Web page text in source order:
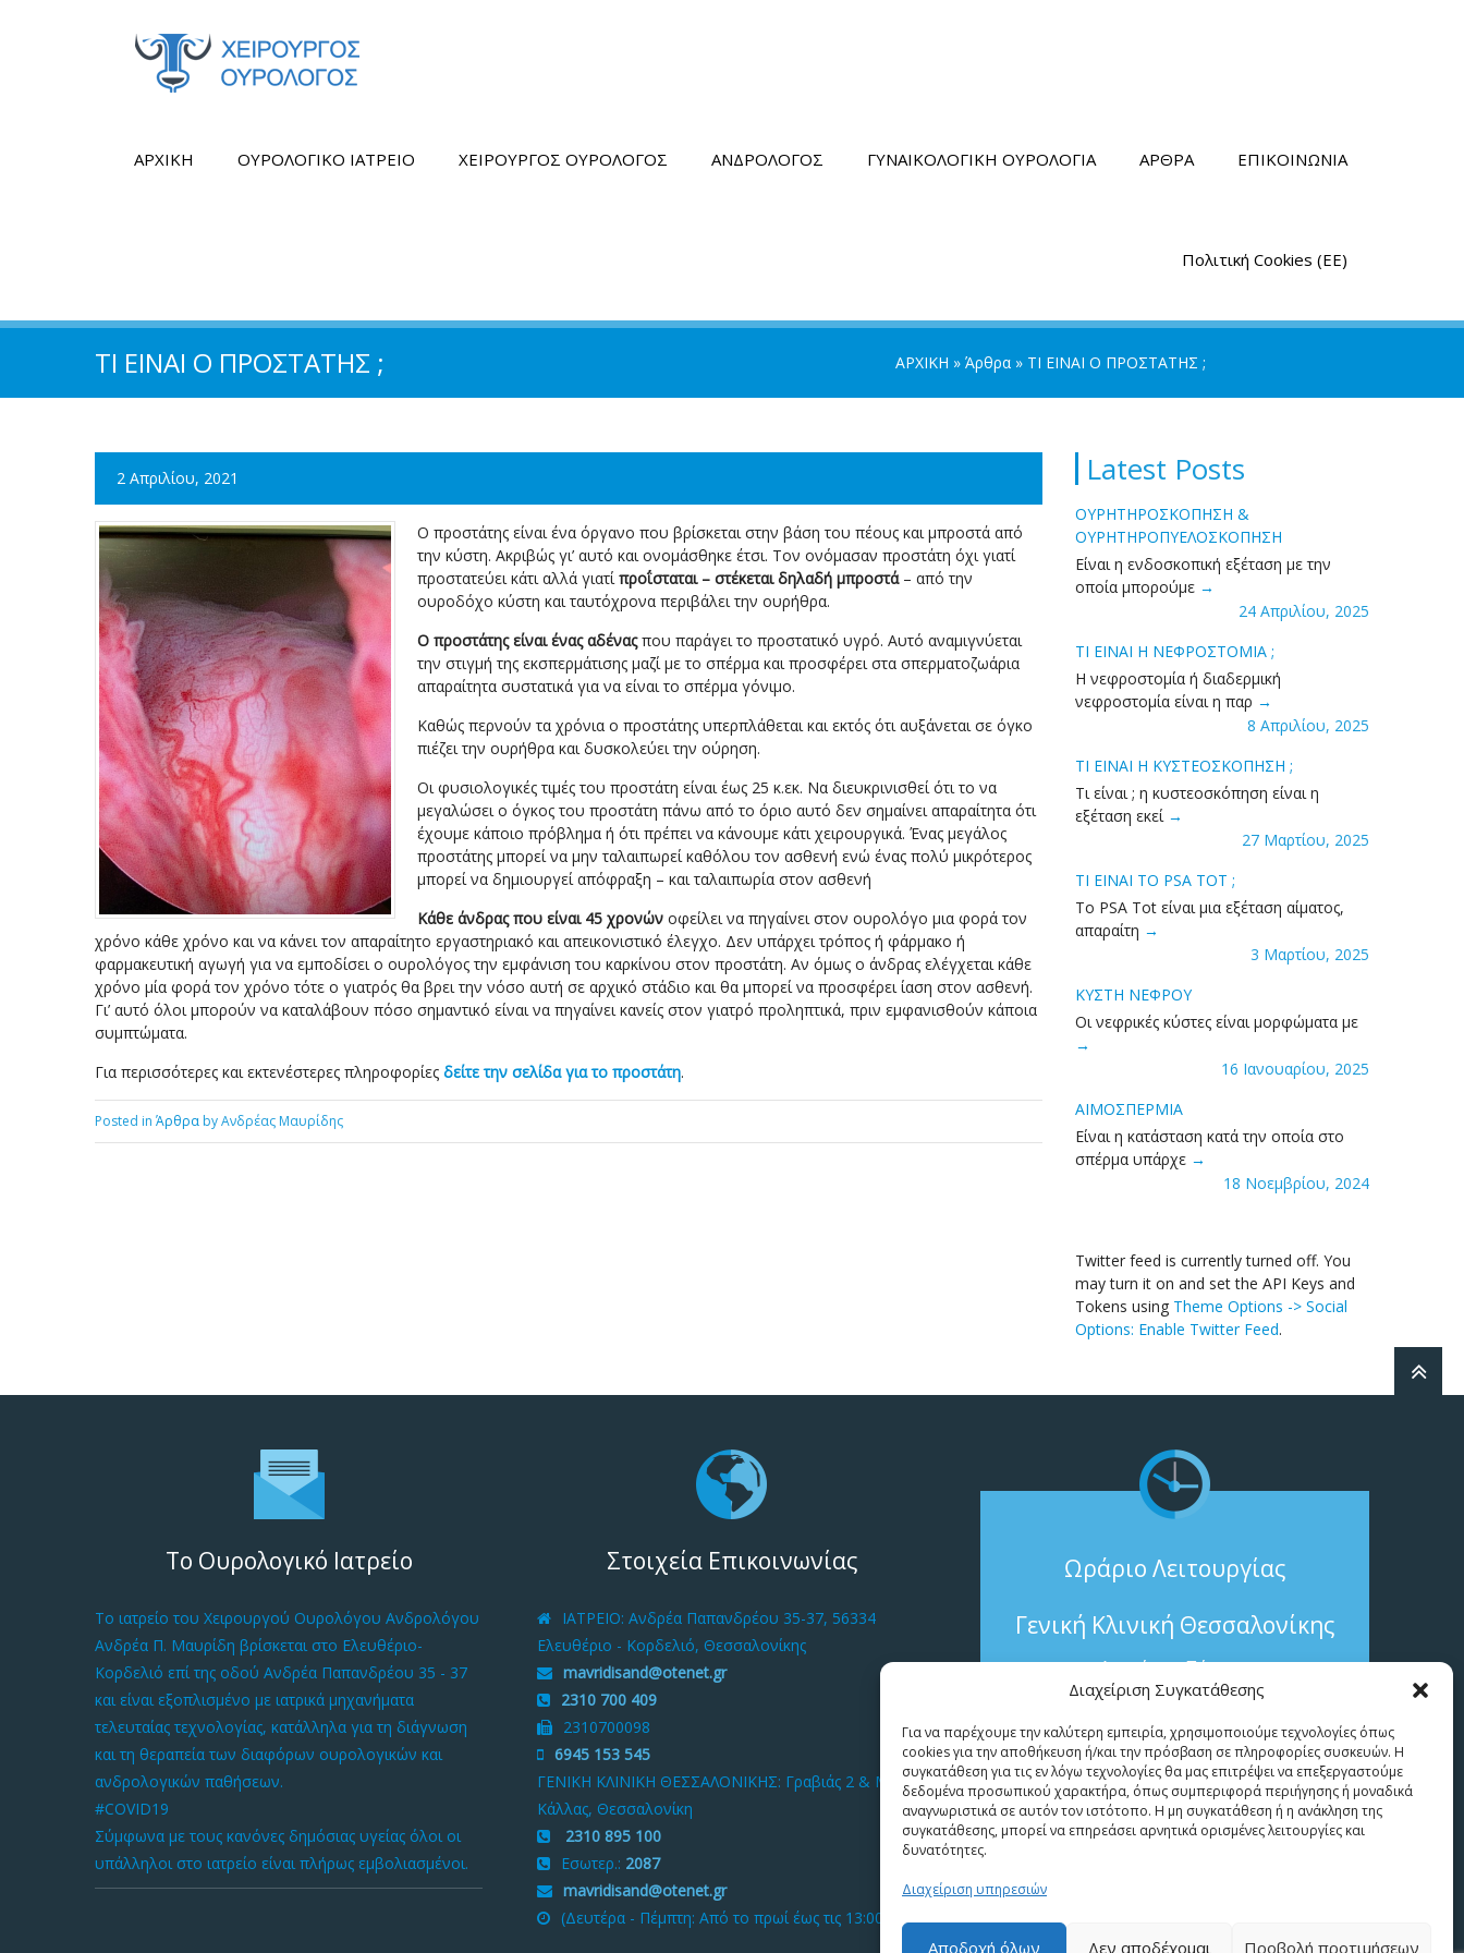
Διαχείριση Συγκατάθεσης
Για να παρέχουμε την καλύτερη εμπειρία, χρησιμοποιούμε τεχνολογίες όπως
cookies για την αποθήκευση ή/και την πρόσβαση σε πληροφορίες συσκευών. Η
συγκατάθεση για τις εν λόγω τεχνολογίες θα μας επιτρέψει να επεξεργαστούμε
δεδομένα προσωπικού χαρακτήρα, όπως συμπεριφορά περιήγησης ή μοναδικά
αναγνωριστικά σε αυτόν τον ιστότοπο. Η μη συγκατάθεση ή η ανάκληση της
συγκατάθεσης, μπορεί να επηρεάσει αρνητικά ορισμένες λειτουργίες και
δυνατότητες.
Διαχείριση υπηρεσιών
Αποδοχή όλων Δεν αποδέχομαι Προβολή προτιμήσεων
ΑΡΧΙΚΗ ΟΥΡΟΛΟΓΙΚΟ ΙΑΤΡΕΙΟ ΧΕΙΡΟΥΡΓΟΣ ΟΥΡΟΛΟΓΟΣ ΑΝΔΡΟΛΟΓΟΣ ΓΥΝΑΙΚΟΛΟΓΙΚΗ ΟΥΡΟΛΟΓΙΑ ΑΡΘΡΑ ΕΠΙΚΟΙΝΩΝΙΑ
Πολιτική Cookies (ΕΕ)
ΤΙ ΕΙΝΑΙ Ο ΠΡΟΣΤΑΤΗΣ ; ΑΡΧΙΚΗ » Άρθρα » ΤΙ ΕΙΝΑΙ Ο ΠΡΟΣΤΑΤΗΣ ;
Latest Posts
ΟΥΡΗΤΗΡΟΣΚΟΠΗΣΗ &
ΟΥΡΗΤΗΡΟΠΥΕΛΟΣΚΟΠΗΣΗ
Είναι η ενδοσκοπική εξέταση με την
οποία μπορούμε
24 Απριλίου, 2025
ΤΙ ΕΙΝΑΙ Η ΝΕΦΡΟΣΤΟΜΙΑ ;
Η νεφροστομία ή διαδερμική
νεφροστομία είναι η παρ
8 Απριλίου, 2025
ΤΙ ΕΙΝΑΙ H ΚΥΣΤΕΟΣΚΟΠΗΣΗ ;
Τι είναι ; η κυστεοσκόπηση είναι η
εξέταση εκεί
27 Μαρτίου, 2025
ΤΙ ΕΙΝΑΙ ΤΟ PSA TOT ;
Το PSA Tot είναι μια εξέταση αίματος,
απαραίτη
3 Μαρτίου, 2025
ΚΥΣΤΗ ΝΕΦΡΟΥ
Οι νεφρικές κύστες είναι μορφώματα με
16 Ιανουαρίου, 2025
ΑΙΜΟΣΠΕΡΜΙΑ
Είναι η κατάσταση κατά την οποία στο
σπέρμα υπάρχε
18 Νοεμβρίου, 2024
Twitter feed is currently turned off. You
may turn it on and set the API Keys and
Tokens using Theme Options -> Social
Options: Enable Twitter Feed.
2 Απριλίου, 2021
Ο προστάτης είναι ένα όργανο που βρίσκεται στην βάση του πέους και μπροστά από
την κύστη. Ακριβώς γι’ αυτό και ονομάσθηκε έτσι. Τον ονόμασαν προστάτη όχι γιατί
προστατεύει κάτι αλλά γιατίπροΐσταται – στέκεται δηλαδή μπροστά– από την
ουροδόχο κύστη και ταυτόχρονα περιβάλει την ουρήθρα.
Ο προστάτης είναι ένας αδέναςπου παράγει το προστατικό υγρό. Αυτό αναμιγνύεται
την στιγμή της εκσπερμάτισης μαζί με το σπέρμα και προσφέρει στα σπερματοζωάρια
απαραίτητα συστατικά για να είναι το σπέρμα γόνιμο.
Καθώς περνούν τα χρόνια ο προστάτης υπερπλάθεται και εκτός ότι αυξάνεται σε όγκο
πιέζει την ουρήθρα και δυσκολεύει την ούρηση.
Οι φυσιολογικές τιμές του προστάτη είναι έως 25 κ.εκ. Να διευκρινισθεί ότι το να
μεγαλώσει ο όγκος του προστάτη πάνω από το όριο αυτό δεν σημαίνει απαραίτητα ότι
έχουμε κάποιο πρόβλημα ή ότι πρέπει να κάνουμε κάτι χειρουργικά. Ένας μεγάλος
προστάτης μπορεί να μην ταλαιπωρεί καθόλου τον ασθενή ενώ ένας πολύ μικρότερος
μπορεί να δημιουργεί απόφραξη – και ταλαιπωρία στον ασθενή
Κάθε άνδρας που είναι 45 χρονών οφείλει να πηγαίνει στον ουρολόγο μια φορά τον
χρόνο κάθε χρόνο και να κάνει τον απαραίτητο εργαστηριακό και απεικονιστικό έλεγχο. Δεν υπάρχει τρόπος ή φάρμακο ή
φαρμακευτική αγωγή για να εμποδίσει ο ουρολόγος την εμφάνιση του καρκίνου στον προστάτη. Αν όμως ο άνδρας ελέγχεται κάθε
χρόνο μία φορά τον χρόνο τότε ο γιατρός θα βρει την νόσο αυτή σε αρχικό στάδιο και θα μπορεί να προσφέρει ίαση στον ασθενή.
Γι’ αυτό όλοι μπορούν να καταλάβουν πόσο σημαντικό είναι να πηγαίνει κανείς στον γιατρό προληπτικά, πριν εμφανισθούν κάποια
συμπτώματα.
Για περισσότερες και εκτενέστερες πληροφορίες δείτε την σελίδα για το προστάτη.
Posted in Άρθρα by Ανδρέας Μαυρίδης
Το Ουρολογικό Ιατρείο
Το ιατρείο του Χειρουργού Ουρολόγου Ανδρολόγου
Ανδρέα Π. Μαυρίδη βρίσκεται στο Ελευθέριο-
Κορδελιό επί της οδού Ανδρέα Παπανδρέου 35 - 37
και είναι εξοπλισμένο με ιατρικά μηχανήματα
τελευταίας τεχνολογίας, κατάλληλα για τη διάγνωση
και τη θεραπεία των διαφόρων ουρολογικών και
ανδρολογικών παθήσεων.
#COVID19
Σύμφωνα με τους κανόνες δημόσιας υγείας όλοι οι
υπάλληλοι στο ιατρείο είναι πλήρως εμβολιασμένοι.
Στοιχεία Επικοινωνίας
ΙΑΤΡΕΙΟ: Ανδρέα Παπανδρέου 35-37, 56334
Ελευθέριο - Κορδελιό, Θεσσαλονίκης
mavridisand@otenet.gr
2310 700 409
2310700098
6945 153 545
ΓΕΝΙΚΗ ΚΛΙΝΙΚΗ ΘΕΣΣΑΛΟΝΙΚΗΣ: Γραβιάς 2 & Μ.
Κάλλας, Θεσσαλονίκη
2310 895 100
Εσωτερ.: 2087
mavridisand@otenet.gr
(Δευτέρα - Πέμπτη: Από το πρωί έως τις 13:00)
Ωράριο Λειτουργίας
Γενική Κλινική Θεσσαλονίκης
Δευτέρα - Πέμπτη:
Από το πρωί έως τις 13:00
Ιατρείο
Δευτέρα – Πέμπτη: 17:00 – 21:00
Παρασκευή: 09:00 – 13:30